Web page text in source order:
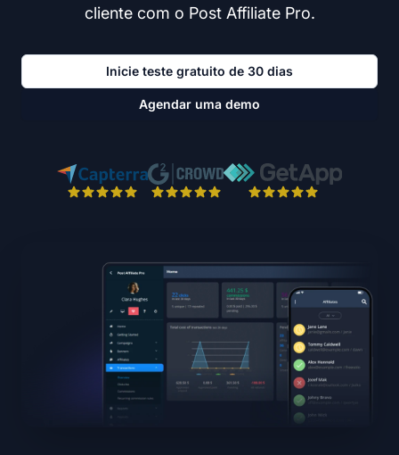
cliente com o Post Affiliate Pro.
Inicie teste gratuito de 30 dias
Agendar uma demo